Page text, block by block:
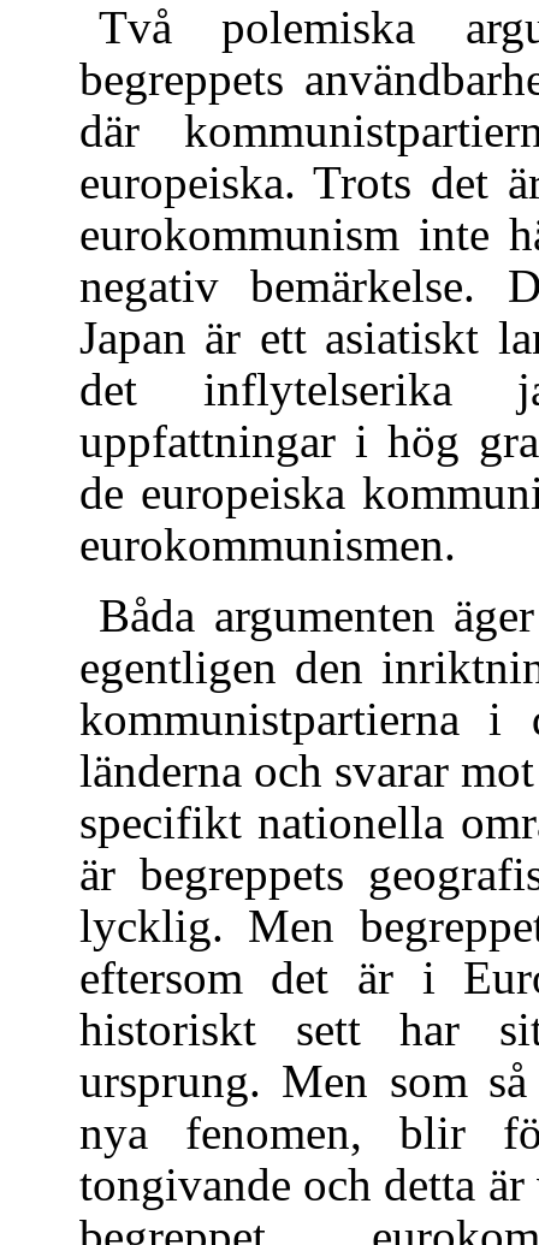
Två polemiska
begreppets
där
europeiska. Trots det
eurokommunism inte
negativ bemärkelse.
Japan är ett asiatiskt
det inflytelserika
uppfattningar i hög
de europeiska
eurokommunismen.
Båda argumenten
egentligen den
kommunistpartierna i
länderna och svarar
specifikt nationella
är begreppets
lycklig. Men
eftersom det är i
historiskt sett har
ursprung. Men som
nya fenomen, blir
tongivande och detta